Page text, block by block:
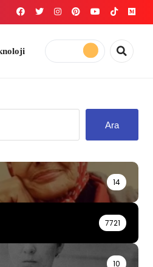
Ara
14
7721
10